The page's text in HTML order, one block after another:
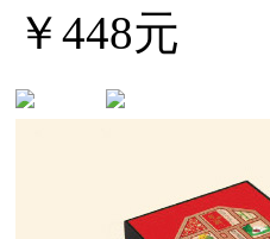
￥448元